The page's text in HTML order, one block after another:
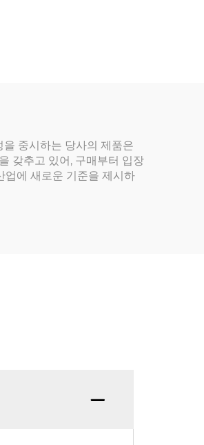
중시하는 당사의 제품은
갖추고 있어, 구매부터 입장
업에 새로운 기준을 제시하